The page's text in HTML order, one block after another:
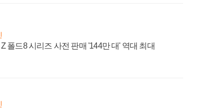
폴드8 시리즈 사전 판매 '144만 대' 역대 최대